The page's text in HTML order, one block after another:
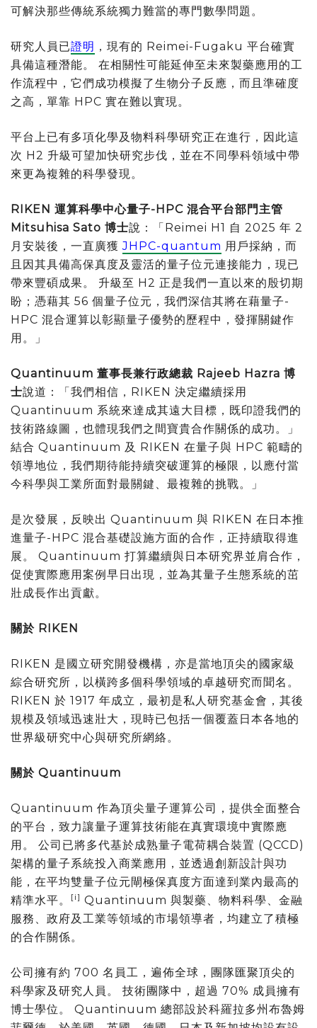
可解決那些傳統系統獨力難當的專門數學問題。
研究人員已證明 ，現有的 Reimei-Fugaku 平台確實
具備這種潛能。 在相關性可能延伸至未來製藥應用的工
作流程中，它們成功模擬了生物分子反應，而且準確度
之高，單靠 HPC 實在難以實現。
平台上已有多項化學及物料科學研究正在進行，因此這
次 H2 升級可望加快研究步伐，並在不同學科領域中帶
來更為複雜的科學發現。
RIKEN 運算科學中心量子-HPC 混合平台部門主管
Mitsuhisa Sato 博士說：「Reimei H1 自 2025 年 2
月安裝後，一直廣獲JHPC-quantum 用戶採納，而
且因其具備高保真度及靈活的量子位元連接能力，現已
帶來豐碩成果。 升級至 H2 正是我們一直以來的殷切期
盼；憑藉其 56 個量子位元，我們深信其將在藉量子-
HPC 混合運算以彰顯量子優勢的歷程中，發揮關鍵作
用。」
Quantinuum 董事長兼行政總裁 Rajeeb Hazra 博
士說道：「我們相信，RIKEN 決定繼續採用
Quantinuum 系統來達成其遠大目標，既印證我們的
技術路線圖，也體現我們之間寶貴合作關係的成功。」
結合 Quantinuum 及 RIKEN 在量子與 HPC 範疇的
領導地位，我們期待能持續突破運算的極限，以應付當
今科學與工業所面對最關鍵、最複雜的挑戰。」
是次發展，反映出 Quantinuum 與 RIKEN 在日本推
進量子-HPC 混合基礎設施方面的合作，正持續取得進
展。 Quantinuum 打算繼續與日本研究界並肩合作，
促使實際應用案例早日出現，並為其量子生態系統的茁
壯成長作出貢獻。
關於 RIKEN
RIKEN 是國立研究開發機構，亦是當地頂尖的國家級
綜合研究所，以橫跨多個科學領域的卓越研究而聞名。
RIKEN 於 1917 年成立，最初是私人研究基金會，其後
規模及領域迅速壯大，現時已包括一個覆蓋日本各地的
世界級研究中心與研究所網絡。
關於 Quantinuum
Quantinuum 作為頂尖量子運算公司，提供全面整合
的平台，致力讓量子運算技術能在真實環境中實際應
用。 公司已將多代基於成熟量子電荷耦合裝置 (QCCD)
架構的量子系統投入商業應用，並透過創新設計與功
能，在平均雙量子位元閘極保真度方面達到業內最高的
精準水平。
[i] Quantinuum 與製藥、物料科學、金融
服務、政府及工業等領域的市場領導者，均建立了積極
的合作關係。
公司擁有約 700 名員工，遍佈全球，團隊匯聚頂尖的
科學家及研究人員。 技術團隊中，超過 70% 成員擁有
博士學位。 Quantinuum 總部設於科羅拉多州布魯姆